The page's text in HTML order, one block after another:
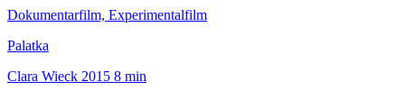
Dokumentarfilm, Experimentalfilm
Palatka
Clara Wieck 2015 8 min